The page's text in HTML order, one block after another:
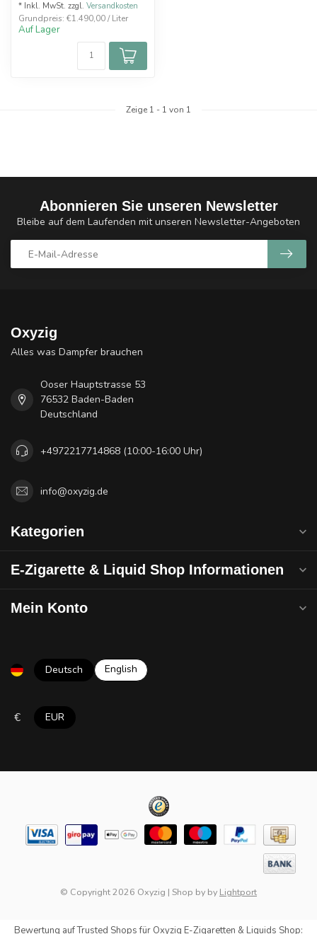
* Inkl. MwSt. zzgl. Versandkosten
Grundpreis: €1.490,00 / Liter
Auf Lager
Zeige 1 - 1 von 1
Abonnieren Sie unseren Newsletter
Bleibe auf dem Laufenden mit unseren Newsletter-Angeboten
Oxyzig
Alles was Dampfer brauchen
Ooser Hauptstrasse 53
76532 Baden-Baden
Deutschland
+4972217714868 (10:00-16:00 Uhr)
info@oxyzig.de
Kategorien
E-Zigarette & Liquid Shop Informationen
Mein Konto
Deutsch English
€ EUR
© Copyright 2026 Oxyzig | Shop by by Lightport
Bewertung aufTrusted Shopsfür Oxyzig E-Zigaretten & Liquids Shop: